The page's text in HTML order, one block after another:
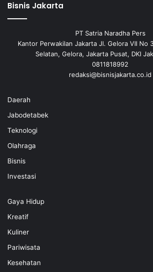
Bisnis Jakarta
PT Satria Naradha Pers
Kantor Perwakilan Jakarta Jl. Gelora VII No
Selatan, Gelora, Jakarta Pusat, DKI
0811818992
redaksi@bisnisjakarta.co.id
Daerah
Jabodetabek
Teknologi
Olahraga
Bisnis
Investasi
Gaya Hidup
Kreatif
Kuliner
Pariwisata
Kesehatan